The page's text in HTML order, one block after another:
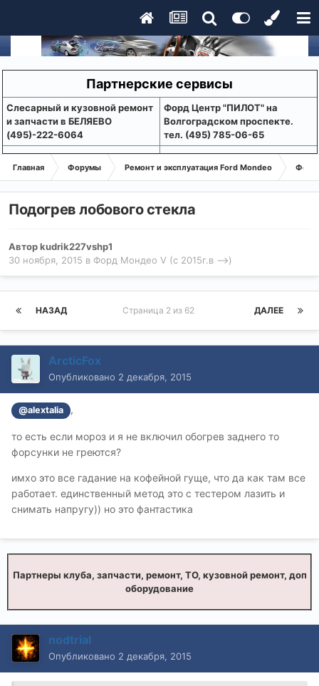
Партнерские сервисы
Слесарный и кузовной ремонт
и запчасти в БЕЛЯЕВО
(495)-222-6064
Форд Центр "ПИЛОТ" на
Волгоградском проспекте.
тел. (495) 785-06-65
Главная Форумы Ремонт и эксплуатация Ford Mondeo Форд
Подогрев лобового стекла
Авторkudrik227vshp1
30 ноября, 2015 в Форд Мондео V (с 2015г.в -->)
НАЗАД ДАЛЕЕ
Страница 2 из 62
ArcticFox
Опубликовано 2 декабря, 2015
@alextalia ,
то есть если мороз и я не включил обогрев заднего то
форсунки не греются?
имхо это все гадание на кофейной гуще, что да как там все
работает. единственный метод это с тестером лазить и
снимать напругу)) но это фантастика
Партнеры клуба, запчасти, ремонт, ТО, кузовной ремонт, доп
оборудование
nodtrial
Опубликовано 2 декабря, 2015